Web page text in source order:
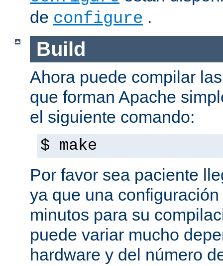
de configure .
Build
Ahora puede compilar
que forman Apache
el siguiente comando:
$ make
Por favor sea paciente
ya que una
minutos para su
puede variar mucho
hardware y del número